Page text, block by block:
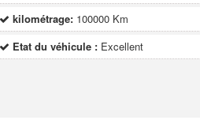
kilométrage: 100000 Km
Etat du véhicule : Excellent